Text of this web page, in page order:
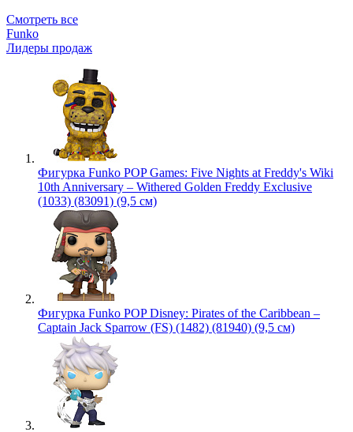
Смотреть все
Funko
Лидеры продаж
Фигурка Funko POP Games: Five Nights at Freddy's Wiki
10th Anniversary – Withered Golden Freddy Exclusive
(1033) (83091) (9,5 см)
Фигурка Funko POP Disney: Pirates of the Caribbean –
Captain Jack Sparrow (FS) (1482) (81940) (9,5 см)